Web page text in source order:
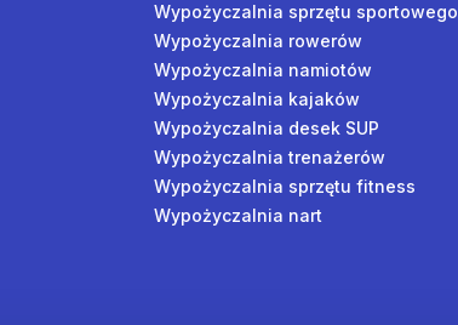
Wypożyczalnia sprzętu sportowego
Wypożyczalnia rowerów
Wypożyczalnia namiotów
Wypożyczalnia kajaków
Wypożyczalnia desek SUP
Wypożyczalnia trenażerów
Wypożyczalnia sprzętu fitness
Wypożyczalnia nart